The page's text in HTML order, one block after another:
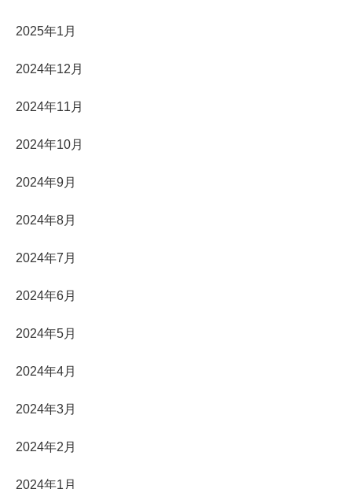
2025年1月
2024年12月
2024年11月
2024年10月
2024年9月
2024年8月
2024年7月
2024年6月
2024年5月
2024年4月
2024年3月
2024年2月
2024年1月